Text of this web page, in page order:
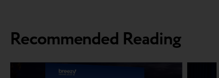
Recommended Reading